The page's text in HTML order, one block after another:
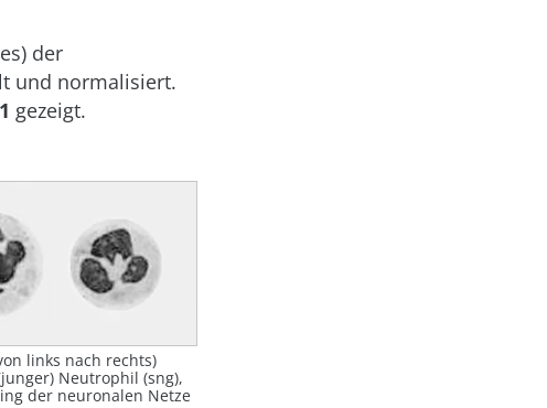
der
und normalisiert.
gezeigt.
links nach rechts)
Neutrophil (sng),
der neuronalen Netze